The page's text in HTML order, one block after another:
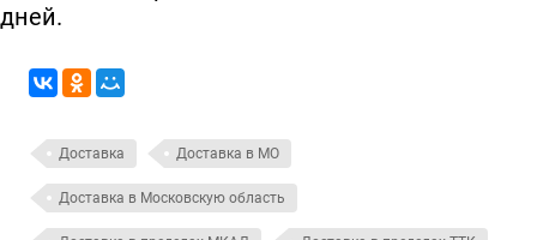
дней.
Доставка Доставка в МО
Доставка в Московскую область